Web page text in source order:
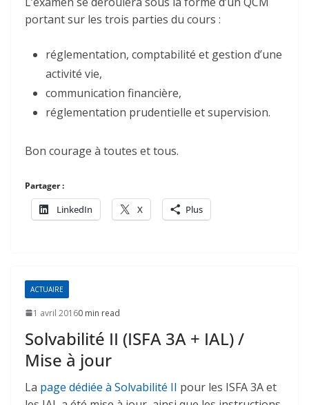
portant sur les trois parties du cours :
réglementation, comptabilité et gestion d’une
activité vie,
communication financière,
réglementation prudentielle et supervision.
Bon courage à toutes et tous.
Partager :
LinkedIn X Plus
ACTUAIRE
1 avril 20160 min read
Solvabilité II (ISFA 3A + IAL) /
Mise à jour
La page dédiée à Solvabilité II pour les ISFA 3A et